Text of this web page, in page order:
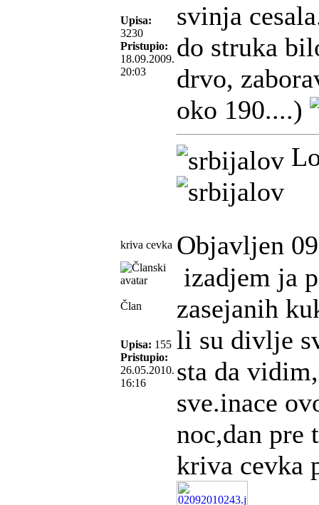
Upisa:
3230
Pristupio:
18.09.2009.
20:03
svinja
do struka
drvo,
oko 190....)
kriva cevka Objavljen
Član
Upisa: 155
Pristupio:
26.05.2010.
16:16
izadjem ja
zasejanih
li su divlje
sta da
sve.inace
noc,dan pre
kriva cevka